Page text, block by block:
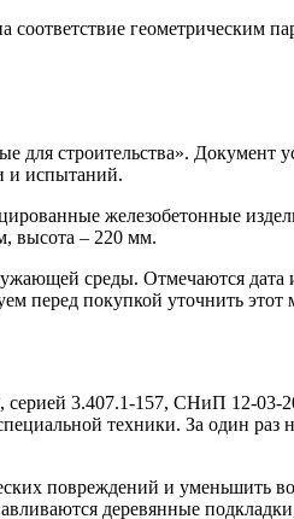
соответствие геометрическим
строительства». Документ
и испытаний.
железобетонные
высота – 220 мм.
среды. Отмечаются дата
перед покупкой уточнить этот
серией 3.407.1-157, СНиП 12-
техники. За один раз
повреждений и уменьшить
деревянные